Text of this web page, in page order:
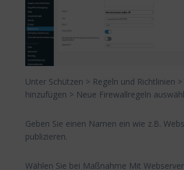
Unter Schützen > Regeln und Richtlinien
hinzufügen > Neue Firewallregeln
Geben Sie einen Namen ein wie z.B.
publizieren.
Wählen Sie bei Maßnahme Mit